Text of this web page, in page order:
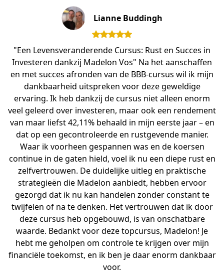
Lianne Buddingh
"Een Levensveranderende Cursus: Rust en Succes in
Investeren dankzij Madelon Vos" Na het aanschaffen
en met succes afronden van de BBB-cursus wil ik mijn
dankbaarheid uitspreken voor deze geweldige
ervaring. Ik heb dankzij de cursus niet alleen enorm
veel geleerd over investeren, maar ook een rendement
van maar liefst 42,11% behaald in mijn eerste jaar – en
dat op een gecontroleerde en rustgevende manier.
Waar ik voorheen gespannen was en de koersen
continue in de gaten hield, voel ik nu een diepe rust en
zelfvertrouwen. De duidelijke uitleg en praktische
strategieën die Madelon aanbiedt, hebben ervoor
gezorgd dat ik nu kan handelen zonder constant te
twijfelen of na te denken. Het vertrouwen dat ik door
deze cursus heb opgebouwd, is van onschatbare
waarde. Bedankt voor deze topcursus, Madelon! Je
hebt me geholpen om controle te krijgen over mijn
financiële toekomst, en ik ben je daar enorm dankbaar
voor.